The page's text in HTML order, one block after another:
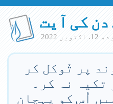
دن کی آیت
بدھ 12. اكتوبر 2022
پر تُوکل کر
تکیہ نہ کر۔
اُس کو پہچان